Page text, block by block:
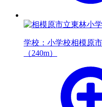
学校：小学校相模原
（240m）